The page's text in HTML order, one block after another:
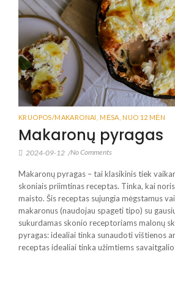
KRUOPOS/MAKARONAI MĖSA NUO 12 MĖN
Makaronų pyragas
2024-09-12 /No Comments
Makaronų pyragas – tai klasikinis tiek
skoniais priimtinas receptas. Tinka, kai
maisto. Šis receptas sujungia mėgstamus
makaronus (naudojau spageti tipo) su
sukurdamas skonio receptoriams malonų
pyragas: idealiai tinka sunaudoti vištienos
receptas idealiai tinka užimtiems